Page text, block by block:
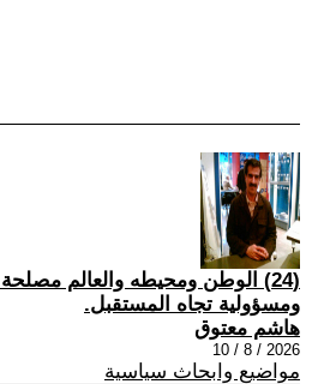
(24) الوطن ومحيطه والعالم
ومسؤولية تجاه المستقبل.
هاشم معتوق
2026 / 8 / 10
مواضيع وابحاث سياسية